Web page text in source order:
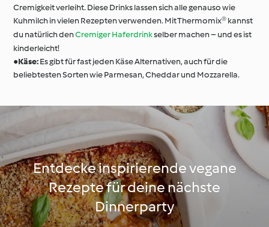
Cremigkeit verleiht. Diese Drinks lassen sich alle genauso wie
Kuhmilch in vielen Rezepten verwenden. Mit Thermomix® kannst
du natürlich denCremiger Haferdrinkselber machen – und es ist
kinderleicht!
●Käse:Es gibt für fast jeden Käse Alternativen, auch für die
beliebtesten Sorten wie Parmesan, Cheddar und Mozzarella.
Entdecke inspirierende vegane
Rezepte für deine nächste
Dinnerparty